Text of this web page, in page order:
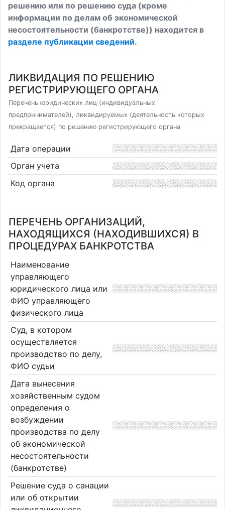
решению или по решению суда (кроме
информации по делам об экономической
несостоятельности (банкротстве)) находится в
разделе публикации сведений.
ЛИКВИДАЦИЯ ПО РЕШЕНИЮ
РЕГИСТРИРУЮЩЕГО ОРГАНА
Перечень юридических лиц (индивидуальных
предпринимателей), ликвидируемых (деятельность которых
прекращается) по решению регистрирующего органа
Дата операции
Орган учета
Код органа
ПЕРЕЧЕНЬ ОРГАНИЗАЦИЙ,
НАХОДЯЩИХСЯ (НАХОДИВШИХСЯ) В
ПРОЦЕДУРАХ БАНКРОТСТВА
Наименование
управляющего
юридического лица или
ФИО управляющего
физического лица
Суд, в котором
осуществляется
производство по делу,
ФИО судьи
Дата вынесения
хозяйственным судом
определения о
возбуждении
производства по делу
об экономической
несостоятельности
(банкротстве)
Решение суда о санации
или об открытии